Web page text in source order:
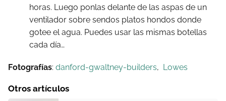
horas. Luego ponlas delante de las aspas de un
ventilador sobre sendos platos hondos donde
gotee el agua. Puedes usar las mismas botellas
cada día…
Fotografías: danford-gwaltney-builders, Lowes
Otros artículos